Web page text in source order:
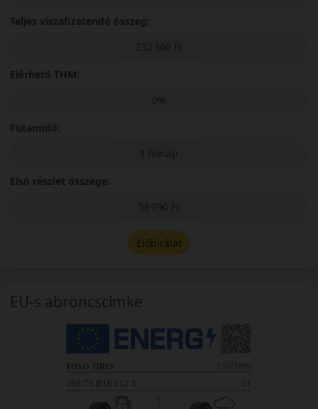
Teljes viszafizetendő összeg:
232 360 Ft
Elérhető THM:
0%
Futamidő:
3 hónap
Első részlet összege:
58 090 Ft
Előbírálat
EU-s abroncscímke